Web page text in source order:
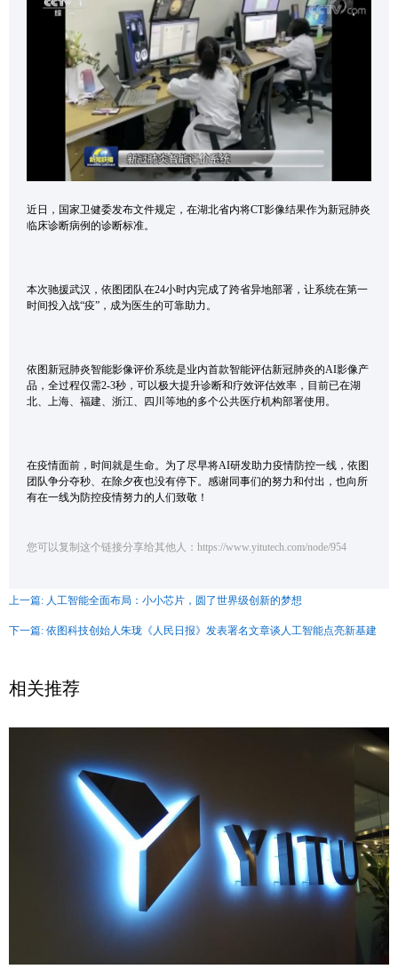
近日，国家卫健委发布文件规定，在湖北省内将CT影像结果作为新冠肺炎
临床诊断病例的诊断标准。
本次驰援武汉，依图团队在24小时内完成了跨省异地部署，让系统在第一
时间投入战“疫”，成为医生的可靠助力。
依图新冠肺炎智能影像评价系统是业内首款智能评估新冠肺炎的AI影像产
品，全过程仅需2-3秒，可以极大提升诊断和疗效评估效率，目前已在湖
北、上海、福建、浙江、四川等地的多个公共医疗机构部署使用。
在疫情面前，时间就是生命。为了尽早将AI研发助力疫情防控一线，依图
团队争分夺秒、在除夕夜也没有停下。感谢同事们的努力和付出，也向所
有在一线为防控疫情努力的人们致敬！
您可以复制这个链接分享给其他人：https://www.yitutech.com/node/954
上一篇: 人工智能全面布局：小小芯片，圆了世界级创新的梦想
下一篇: 依图科技创始人朱珑《人民日报》发表署名文章谈人工智能点亮新基建
相关推荐